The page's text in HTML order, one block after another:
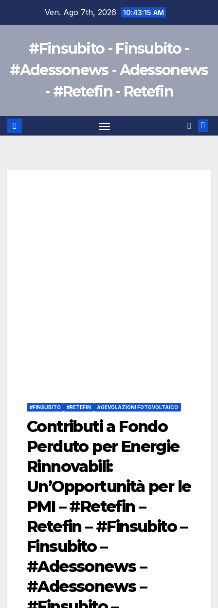
Ven. Ago 7th, 2026 10:43:16 AM
#Finsubito - Finsubito -
#Adessonews - Adessonews
- #Retefin - Retefin
#FINSUBITO #RETEFIN AGEVOLAZIONI FOTOVOLTAICO
Contributi a Fondo
Perduto per Energie
Rinnovabili:
Un’Opportunità per le
PMI – #Retefin –
Retefin – #Finsubito –
Finsubito –
#Adessonews –
#Adessonews –